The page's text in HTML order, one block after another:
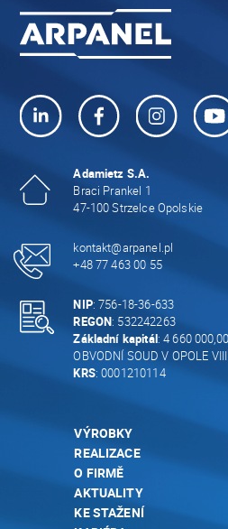
Adamietz S.A.
Braci Prankel 1
47-100 Strzelce Opolskie
kontakt@arpanel.pl
+48 77 463 00 55
NIP: 756-18-36-633
REGON: 532242263
Základní kapitál: 4 660
OBVODNÍ SOUD V OPOLE
KRS: 0001210114
VÝROBKY
REALIZACE
O FIRMĚ
AKTUALITY
KE STAŽENÍ